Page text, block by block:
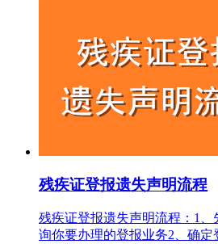
残疾证登报遗失声明流程
残疾证登报遗失声明流程：1
询你要办理的登报业务2、确